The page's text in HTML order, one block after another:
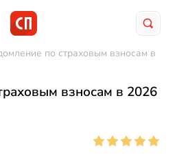
по страховым взносам в
взносам в 2026